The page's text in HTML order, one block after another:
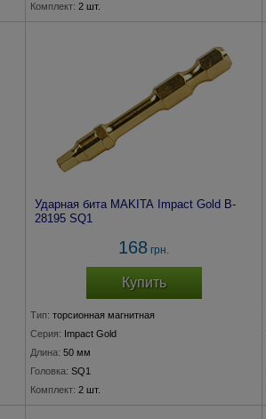
Комплект: 2 шт.
Ударная бита MAKITA Impact Gold B-
28195 SQ1
168 грн.
Купить
Тип: торсионная магнитная
Серия: Impact Gold
Длина: 50 мм
Головка: SQ1
Комплект: 2 шт.